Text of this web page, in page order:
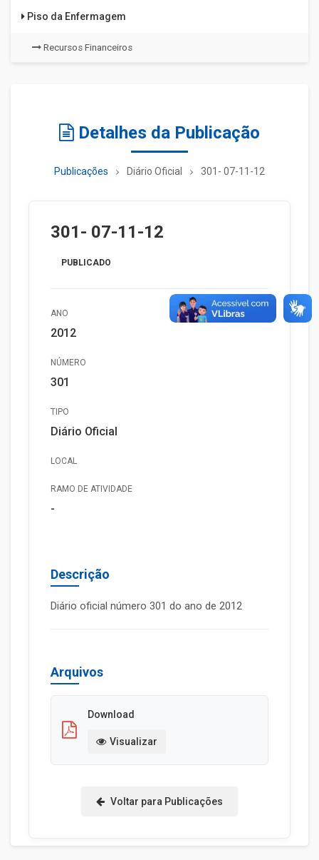
Piso da Enfermagem
Recursos Financeiros
Detalhes da Publicação
Publicações Diário Oficial 301- 07-11-12
301- 07-11-12
PUBLICADO
ANO
2012
NÚMERO
301
TIPO
Diário Oficial
LOCAL
RAMO DE ATIVIDADE
-
Descrição
Diário oficial número 301 do ano de 2012
Arquivos
Download
Visualizar
Voltar para Publicações